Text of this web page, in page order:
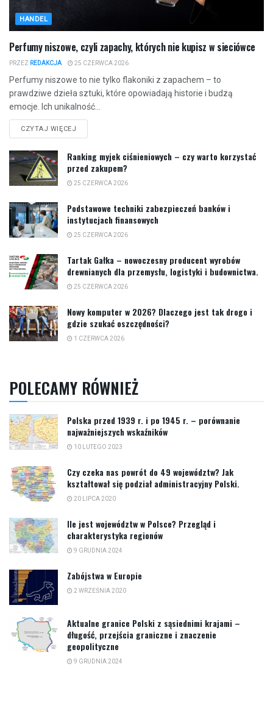
HANDEL
Perfumy niszowe, czyli zapachy, których nie kupisz w sieciówce
PRZEZ REDAKCJA 25 CZERWCA 2026
Perfumy niszowe to nie tylko flakoniki z zapachem – to
prawdziwe dzieła sztuki, które opowiadają historie i budzą
emocje. Ich unikalność...
CZYTAJ WIĘCEJ
Ranking myjek ciśnieniowych – czy warto korzystać
przed zakupem?
25 CZERWCA 2026
Podstawowe techniki zabezpieczeń banków i
instytucjach finansowych
25 CZERWCA 2026
Tartak Gałka – nowoczesny producent wyrobów
drewnianych dla przemysłu, logistyki i budownictwa.
25 CZERWCA 2026
Nowy komputer w 2026? Dlaczego jest tak drogo i
gdzie szukać oszczędności?
1 CZERWCA 2026
POLECAMY RÓWNIEŻ
Polska przed 1939 r. i po 1945 r. – porównanie
najważniejszych wskaźników
10 LUTEGO 2023
Czy czeka nas powrót do 49 województw? Jak
kształtował się podział administracyjny Polski.
20 LIPCA 2020
Ile jest województw w Polsce? Przegląd i
charakterystyka regionów
9 GRUDNIA 2024
Zabójstwa w Europie
2 WRZEŚNIA 2020
Aktualne granice Polski z sąsiednimi krajami –
długość, przejścia graniczne i znaczenie
geopolityczne
9 GRUDNIA 2024